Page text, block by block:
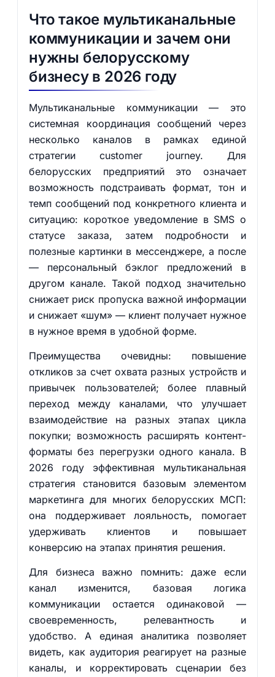
Что такое мультиканальные
коммуникации и зачем они
нужны белорусскому
бизнесу в 2026 году
Мультиканальные коммуникации — это
системная координация сообщений через
несколько каналов в рамках единой
стратегии customer journey. Для
белорусских предприятий это означает
возможность подстраивать формат, тон и
темп сообщений под конкретного клиента и
ситуацию: короткое уведомление в SMS о
статусе заказа, затем подробности и
полезные картинки в мессенджере, а после
— персональный бэклог предложений в
другом канале. Такой подход значительно
снижает риск пропуска важной информации
и снижает «шум» — клиент получает нужное
в нужное время в удобной форме.
Преимущества очевидны: повышение
откликов за счет охвата разных устройств и
привычек пользователей; более плавный
переход между каналами, что улучшает
взаимодействие на разных этапах цикла
покупки; возможность расширять контент-
форматы без перегрузки одного канала. В
2026 году эффективная мультиканальная
стратегия становится базовым элементом
маркетинга для многих белорусских МСП:
она поддерживает лояльность, помогает
удерживать клиентов и повышает
конверсию на этапах принятия решения.
Для бизнеса важно помнить: даже если
канал изменится, базовая логика
коммуникации остается одинаковой —
своевременность, релевантность и
удобство. А единая аналитика позволяет
видеть, как аудитория реагирует на разные
каналы, и корректировать сценарии без